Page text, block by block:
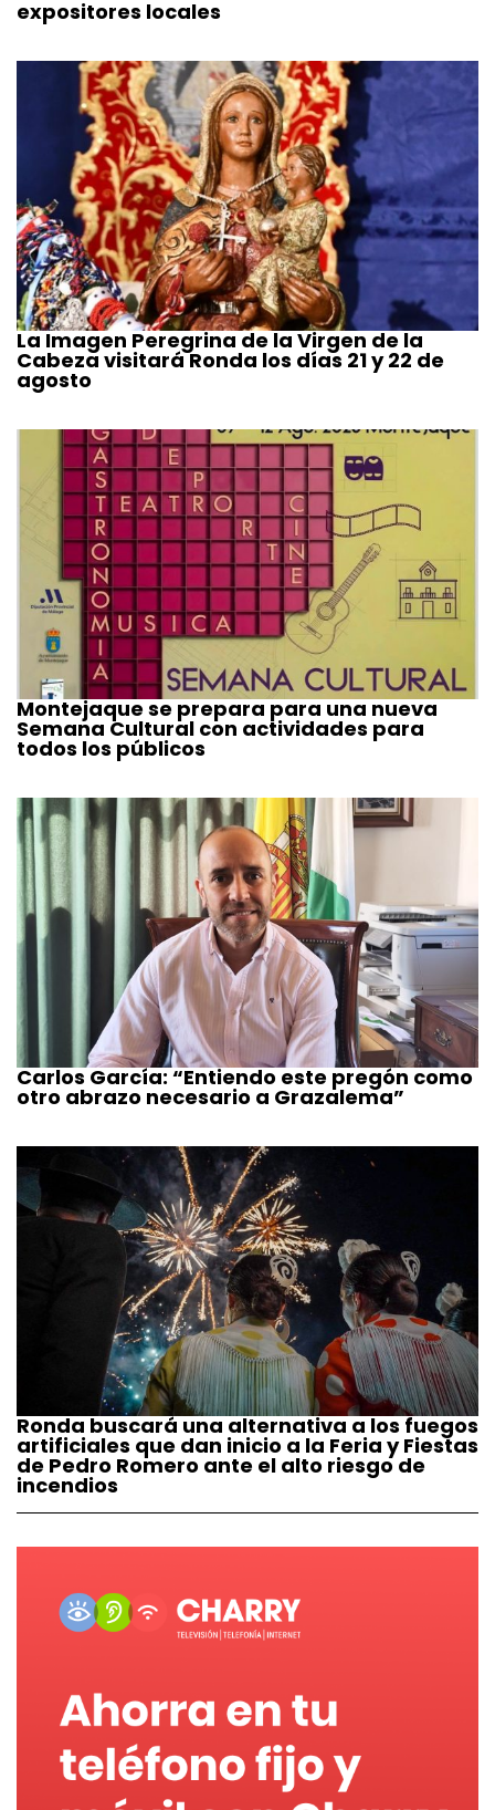
expositores locales
La Imagen Peregrina de la Virgen de la
Cabeza visitará Ronda los días 21 y 22 de
agosto
Montejaque se prepara para una nueva
Semana Cultural con actividades para
todos los públicos
Carlos García: “Entiendo este pregón como
otro abrazo necesario a Grazalema”
Ronda buscará una alternativa a los fuegos
artificiales que dan inicio a la Feria y Fiestas
de Pedro Romero ante el alto riesgo de
incendios